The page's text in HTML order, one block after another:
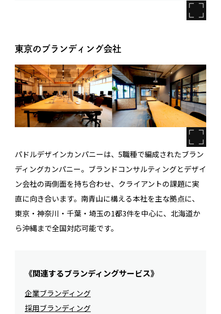
東京のブランディング会社
パドルデザインカンパニーは、5職種で編成されたブラン
ディングカンパニー。ブランドコンサルティングとデザイ
ン会社の両側面を持ち合わせ、クライアントの課題に実
直に向き合います。南青山に構える本社を主な拠点に、
東京・神奈川・千葉・埼玉の1都3件を中心に、北海道か
ら沖縄まで全国対応可能です。
《関連するブランディングサービス》
企業ブランディング
採用ブランディング